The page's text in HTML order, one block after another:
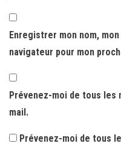
Enregistrer mon nom,
navigateur pour mon
Prévenez-moi de tous les
mail.
Prévenez-moi de tous